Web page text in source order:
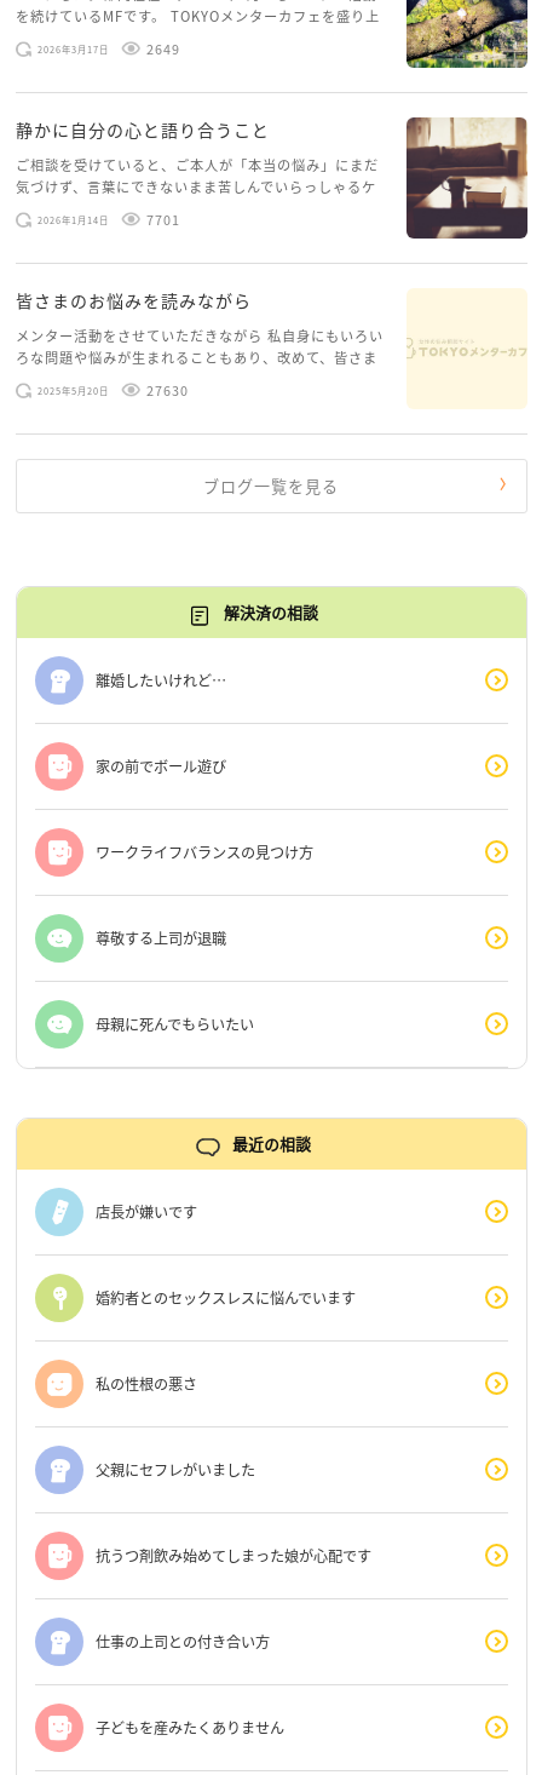
のんのさんがこれまで感じてきたことは、決して幼稚
ではなく、すべてとても大切な気持ちです。
どうか自分を責めすぎず、「私はこう感じていいん
だ」と、自分の感覚を信じてあげてくださいね。
を続けているMFです。 TOKYOメンターカフェを盛り上
げたいという想いから、勇気を出して初めてブログを投
稿してみようと思います。少し自分のことを書いてみま
2026年3月17日 2649
静かに自分の心と語り合うこと
ご相談を受けていると、ご本人が「本当の悩み」にまだ
気づけず、言葉にできないまま苦しんでいらっしゃるケ
ースがありますお悩みというのは、心の深いところ（深
層心理）に触れることで、まったく違う角度から解決の
2026年1月14日 7701
皆さまのお悩みを読みながら
メンター活動をさせていただきながら 私自身にもいろい
ろな問題や悩みが生まれることもあり、改めて、皆さま
のお悩みを読みながら 「みんな、もがいてる。わたし
だけじゃないんだな」と、逆に励まされるような日々で
2025年5月20日 27630
ブログ一覧を見る
解決済の相談
離婚したいけれど…
家の前でボール遊び
ワークライフバランスの見つけ方
尊敬する上司が退職
母親に死んでもらいたい
最近の相談
店長が嫌いです
婚約者とのセックスレスに悩んでいます
私の性根の悪さ
父親にセフレがいました
抗うつ剤飲み始めてしまった娘が心配です
仕事の上司との付き合い方
子どもを産みたくありません